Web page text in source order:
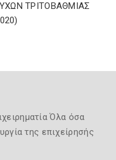
ΤΡΙΤΟΒΑΘΜΙΑΣ
Όλα όσα
της επιχείρησής